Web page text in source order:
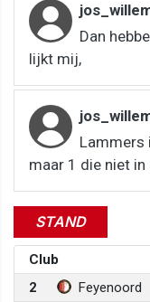
Dan
lijkt mij,
Lammers
maar 1 die niet
STAND
Club
2
Feyenoord